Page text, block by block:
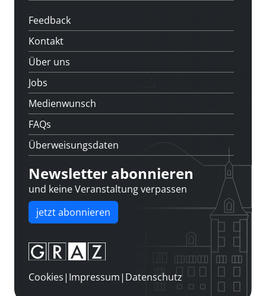
Feedback
Kontakt
Über uns
Jobs
Medienwunsch
FAQs
Überweisungsdaten
Newsletter abonnieren
und keine Veranstaltung verpassen
jetzt abonnieren
Cookies| Impressum| Datenschutz